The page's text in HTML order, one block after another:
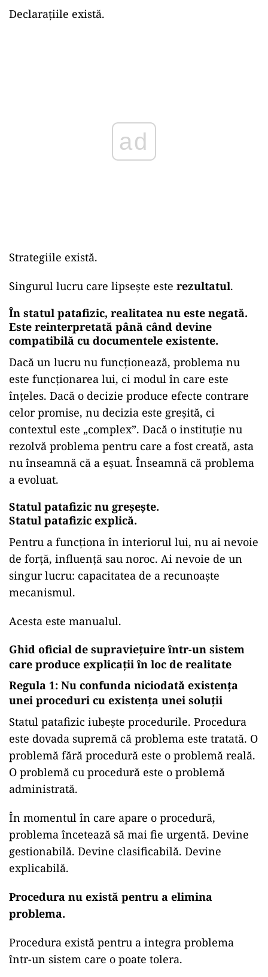
Declarațiile există.
ad
Strategiile există.
Singurul lucru care lipsește este rezultatul.
În statul patafizic, realitatea nu este negată.
Este reinterpretată până când devine
compatibilă cu documentele existente.
Dacă un lucru nu funcționează, problema nu
este funcționarea lui, ci modul în care este
înțeles. Dacă o decizie produce efecte contrare
celor promise, nu decizia este greșită, ci
contextul este „complex”. Dacă o instituție nu
rezolvă problema pentru care a fost creată, asta
nu înseamnă că a eșuat. Înseamnă că problema
a evoluat.
Statul patafizic nu greșește.
Statul patafizic explică.
Pentru a funcționa în interiorul lui, nu ai nevoie
de forță, influență sau noroc. Ai nevoie de un
singur lucru: capacitatea de a recunoaște
mecanismul.
Acesta este manualul.
Ghid oficial de supraviețuire într-un sistem
care produce explicații în loc de realitate
Regula 1: Nu confunda niciodată existența
unei proceduri cu existența unei soluții
Statul patafizic iubește procedurile. Procedura
este dovada supremă că problema este tratată. O
problemă fără procedură este o problemă reală.
O problemă cu procedură este o problemă
administrată.
În momentul în care apare o procedură,
problema încetează să mai fie urgentă. Devine
gestionabilă. Devine clasificabilă. Devine
explicabilă.
Procedura nu există pentru a elimina
problema.
Procedura există pentru a integra problema
într-un sistem care o poate tolera.